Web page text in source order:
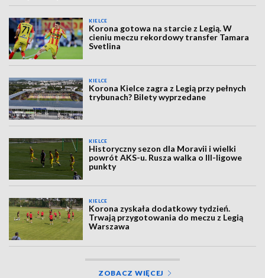
KIELCE
Korona gotowa na starcie z Legią. W
cieniu meczu rekordowy transfer Tamara
Svetlina
KIELCE
Korona Kielce zagra z Legią przy pełnych
trybunach? Bilety wyprzedane
KIELCE
Historyczny sezon dla Moravii i wielki
powrót AKS-u. Rusza walka o III-ligowe
punkty
KIELCE
Korona zyskała dodatkowy tydzień.
Trwają przygotowania do meczu z Legią
Warszawa
ZOBACZ WIĘCEJ